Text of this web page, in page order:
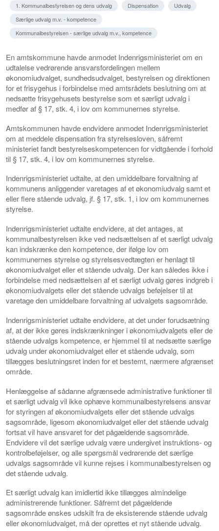
1. Kommunalbestyrelsen og dens udvalg Dispensation
Udvalg
Særlige udvalg m.v. - kompetence
Kommunalbestyrelsen - særlige udvalg m.v., kompetence
En amtskommune havde anmodet Indenrigsministeriet om en
udtalelse vedrørende ansvarsfordelingen mellem
økonomiudvalget, sundhedsudvalget, bestyrelsen og direktionen
for et frisygehus i forbindelse med amtsrådets beslutning om at
nedsætte frisygehusets bestyrelse som et særligt udvalg i
medfør af § 17, stk. 4, i lov om kommunernes styrelse.
Amtskommunen havde endvidere anmodet Indenrigsministeriet
om at meddele dispensation fra styrelsesloven, såfremt
ministeriet fandt bestyrelseskompetencen for vidtgående i forhold
til § 17, stk. 4, i lov om kommunernes styrelse.
Indenrigsministeriet udtalte, at den umiddelbare forvaltning af
kommunens anliggender varetages af et økonomiudvalg samt et
eller flere stående udvalg, jf. § 17, stk. 1, i lov om kommunernes
styrelse.
Indenrigsministeriet udtalte endvidere, at det antages, at
kommunalbestyrelsen ikke ved nedsættelsen af et særligt udvalg
kan indskrænke den kompetence, der ifølge lov om
kommunernes styrelse og styrelsesvedtægten er henlagt til
økonomiudvalget eller et stående udvalg. Der kan således ikke i
forbindelse med nedsættelsen af et særligt udvalg gøres indgreb i
økonomiudvalgets eller det stående udvalgs beføjelser til at
varetage den umiddelbare forvaltning af udvalgets sagsområde.
Indenrigsministeriet udtalte endvidere, at det under forudsætning
af, at der ikke gøres indskrænkninger i økonomiudvalgets eller de
stående udvalgs kompetence, er hjemmel til at nedsætte særlige
udvalg under økonomiudvalget eller et stående udvalg, som
tillægges beslutningsret inden for et bestemt, nærmere afgrænset
område.
Henlæggelse af sådanne afgrænsede administrative funktioner til
et særligt udvalg vil ikke ophæve kommunalbestyrelsens ansvar
for styringen af økonomiudvalgets eller det stående udvalgs
sagsområde, ligesom økonomiudvalget eller det stående udvalg
fortsat vil have ansvaret for det pågældende sagsområde.
Endvidere vil det særlige udvalg være undergivet instruktions- og
kontrolbeføjelser, og alle spørgsmål vedrørende det særlige
udvalgs sagsområde vil kunne rejses i kommunalbestyrelsen og
det stående udvalg.
Et særligt udvalg kan imidlertid ikke tillægges almindelige
administrerende funktioner. Såfremt det pågældende
sagsområde ønskes udskilt fra de eksisterende stående udvalg
eller økonomiudvalget, må der oprettes et nyt stående udvalg.